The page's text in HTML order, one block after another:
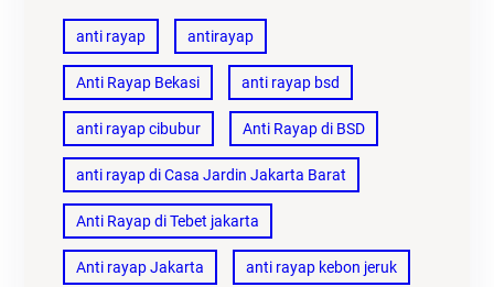
anti rayap antirayap
Anti Rayap Bekasi anti rayap bsd
anti rayap cibubur Anti Rayap di BSD
anti rayap di Casa Jardin Jakarta Barat
Anti Rayap di Tebet jakarta
Anti rayap Jakarta anti rayap kebon jeruk